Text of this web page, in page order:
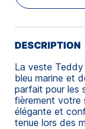
DESCRIPTION
La veste Teddy
bleu marine et
parfait pour les
fièrement votre
élégante et
tenue lors des